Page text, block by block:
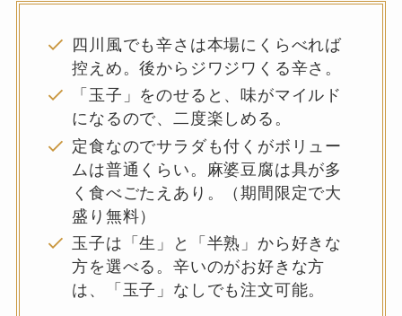
四川風でも辛さは本場にくらべれば
控えめ。後からジワジワくる辛さ。
「玉子」をのせると、味がマイルド
になるので、二度楽しめる。
定食なのでサラダも付くがボリュー
ムは普通くらい。麻婆豆腐は具が多
く食べごたえあり。（期間限定で大
盛り無料）
玉子は「生」と「半熟」から好きな
方を選べる。辛いのがお好きな方
は、「玉子」なしでも注文可能。